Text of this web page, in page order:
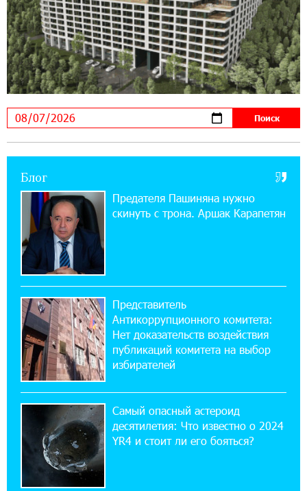
17:16:14 30-07-2026
ВТБ (Армения): вклад «Стабильный» — до
10% годовых и оформление в мобильном
приложении
17:03:49 30-07-2026
Платформа Rate.Trading на Seaside Startup
Summit: IDBank представил инновационное
Состоялось открытие Khachaturian Rooftop
при поддержке IDBank
18:38:18 28-07-2026
Пашинян ты упустил свой шанс уйти
спокойно. Аршак Карапетян
12:04:53 28-07-2026
Обновленный Центр продаж и обслуживания
Ucom открылся по адресу ул. Шаумяна, 24/2
в Арарате
Никогда Нагорный Карабах не был в составе
независимого Азербайджана. Аршак
Карапетян
17:52:29 25-07-2026
Блог
Предателя Пашиняна нужно
скинуть с трона. Аршак Карапетян
Представитель
Антикоррупционного комитета:
Нет доказательств воздействия
публикаций комитета на выбор
избирателей
Самый опасный астероид
десятилетия: Что известно о 2024
YR4 и стоит ли его бояться?